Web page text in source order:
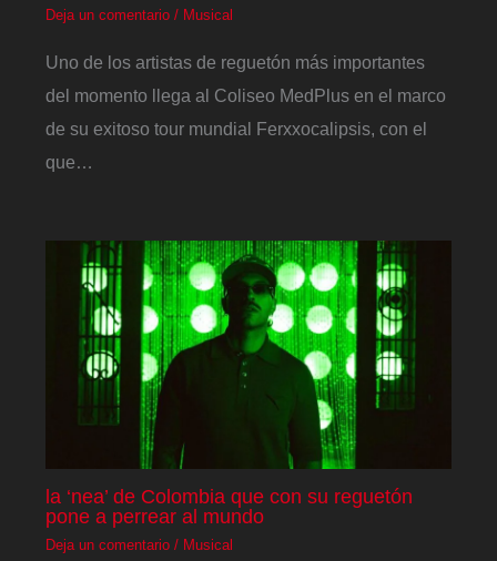
Deja un comentario / Musical
Uno de los artistas de reguetón más importantes
del momento llega al Coliseo MedPlus en el marco
de su exitoso tour mundial Ferxxocalipsis, con el
que…
la ‘nea’ de Colombia que con su reguetón
pone a perrear al mundo
Deja un comentario / Musical